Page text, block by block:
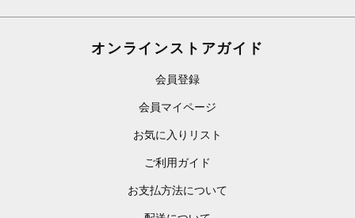
オンラインストアガイド
会員登録
会員マイページ
お気に入りリスト
ご利用ガイド
お支払方法について